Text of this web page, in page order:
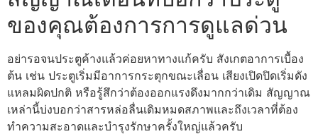
ของคุณต้องการการดูแลด่วน
อย่ารอจนประตูค้างแล้วค่อยหาทางแก้ครับ สังเกตอาการเบื้อง
ต้น เช่น ประตูเริ่มมีอาการกระตุกขณะเลื่อน เสียงเปิดปิดเริ่มดัง
แหลมผิดปกติ หรือรู้สึกว่าต้องออกแรงดึงมากกว่าเดิม สัญญาณ
เหล่านี้บ่งบอกว่าสารหล่อลื่นเดิมหมดสภาพและถึงเวลาที่ต้อง
ทำความสะอาดและบำรุงรักษาครั้งใหญ่แล้วครับ